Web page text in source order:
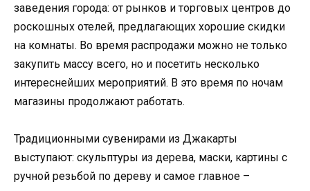
заведения города: от рынков и торговых центров до
роскошных отелей, предлагающих хорошие скидки
на комнаты. Во время распродажи можно не только
закупить массу всего, но и посетить несколько
интереснейших мероприятий. В это время по ночам
магазины продолжают работать.
Традиционными сувенирами из Джакарты
выступают: скульптуры из дерева, маски, картины с
ручной резьбой по дереву и самое главное –